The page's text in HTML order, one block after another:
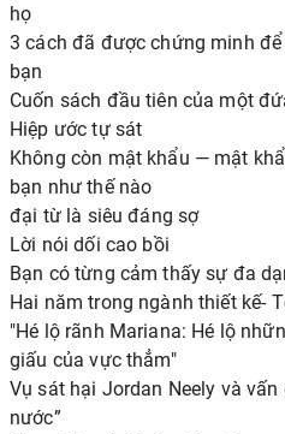
họ
3 cách đã được chứng minh
bạn
Cuốn sách đầu tiên của một
Hiệp ước tự sát
Không còn mật khẩu — mật
bạn như thế nào
đại từ là siêu đáng sợ
Lời nói dối cao bồi
Bạn có từng cảm thấy sự đa
Hai năm trong ngành thiết kế-
"Hé lộ rãnh Mariana: Hé lộ
giấu của vực thẳm"
Vụ sát hại Jordan Neely và
nước”